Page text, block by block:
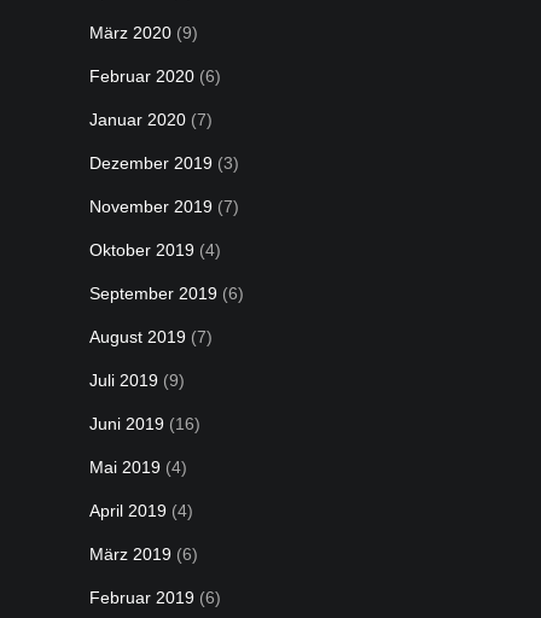
März 2020 (9)
Februar 2020 (6)
Januar 2020 (7)
Dezember 2019 (3)
November 2019 (7)
Oktober 2019 (4)
September 2019 (6)
August 2019 (7)
Juli 2019 (9)
Juni 2019 (16)
Mai 2019 (4)
April 2019 (4)
März 2019 (6)
Februar 2019 (6)